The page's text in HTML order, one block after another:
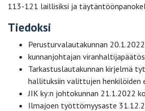
113-121 laillisiksi ja
Tiedoksi
Perusturvalautakunnan
kunnanjohtajan
Tarkastuslautakunnan kirjelmä
hallituksiin valittujen henkilöiden
JIK ky:n johtokunnan 21.1.2022
Ilmajoen työttömyysaste